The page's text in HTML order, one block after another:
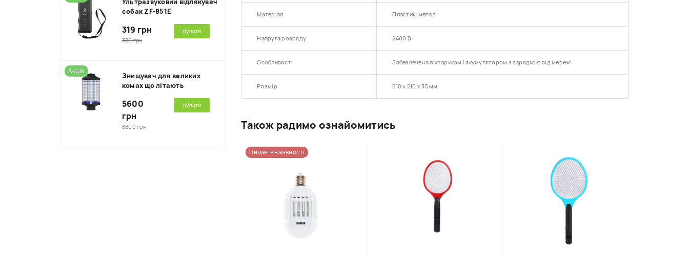
Ультразвуковий відлякувач
собак ZF-851E
319 грн
380 грн
Купити
Акція
Знищувач для великих
комах що літають
5600
грн
8800 грн
Купити
Матеріал Пластик, метал
Напруга розряду 2400 В
Особливості Забезпечена ліхтариком і акумулятором з зарядкою від мережі
Розмір 510 х 210 х 35 мм
Також радимо ознайомитись
Немає в наявності